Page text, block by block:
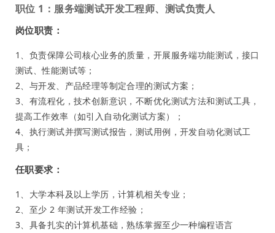
职位 1：服务端测试开发工程师、测试负责人
岗位职责：
1、负责保障公司核心业务的质量，开展服务端功能测试，接口
测试、性能测试等；
2、与开发、产品经理等制定合理的测试方案；
3、有流程化，技术创新意识，不断优化测试方法和测试工具，
提高工作效率（如引入自动化测试方案）；
4、执行测试并撰写测试报告，测试用例，开发自动化测试工
具；
任职要求：
1、大学本科及以上学历，计算机相关专业；
2、至少 2 年测试开发工作经验；
3、具备扎实的计算机基础，熟练掌握至少一种编程语言